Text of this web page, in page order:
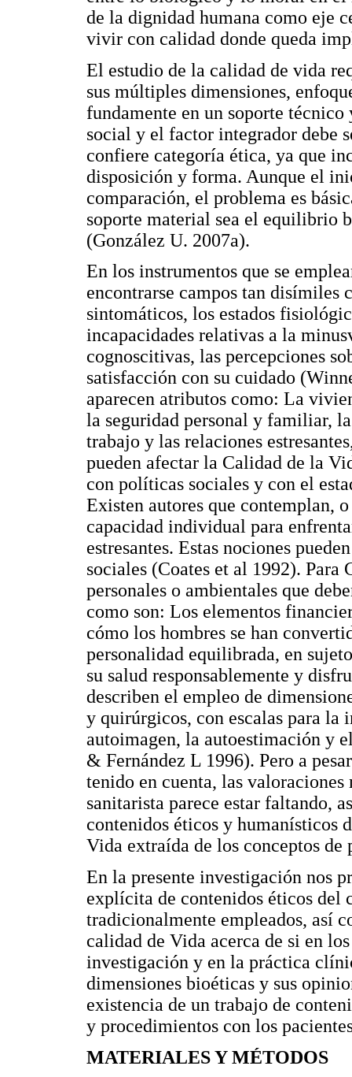
de la dignidad humana como eje
vivir con calidad donde queda
El estudio de la calidad de vida
sus múltiples dimensiones,
fundamente en un soporte
social y el factor integrador debe
confiere categoría ética, ya que
disposición y forma. Aunque el
comparación, el problema es
soporte material sea el equilibrio
(González U. 2007a).
En los instrumentos que se
encontrarse campos tan disímiles
sintomáticos, los estados
incapacidades relativas a la
cognoscitivas, las percepciones
satisfacción con su cuidado
aparecen atributos como: La
la seguridad personal y familiar,
trabajo y las relaciones
pueden afectar la Calidad de la
con políticas sociales y con el
Existen autores que contemplan,
capacidad individual para
estresantes. Estas nociones
sociales (Coates et al 1992).
personales o ambientales que
como son: Los elementos
cómo los hombres se han
personalidad equilibrada, en
su salud responsablemente y
describen el empleo de
y quirúrgicos, con escalas para
autoimagen, la autoestimación y
& Fernández L 1996). Pero a
tenido en cuenta, las
sanitarista parece estar faltando,
contenidos éticos y humanísticos
Vida extraída de los conceptos
En la presente investigación nos
explícita de contenidos éticos del
tradicionalmente empleados, así
calidad de Vida acerca de si en
investigación y en la práctica
dimensiones bioéticas y sus
existencia de un trabajo de
y procedimientos con los
MATERIALES Y MÉTODOS